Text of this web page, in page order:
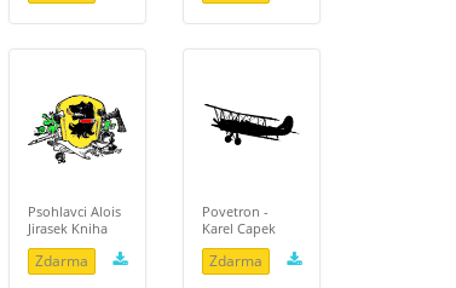
Psohlavci Alois
Jirasek Kniha
Zdarma
Povetron -
Karel Capek
Zdarma